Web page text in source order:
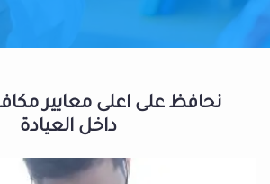
نحافظ على اعلى معايير
داخل العيادة